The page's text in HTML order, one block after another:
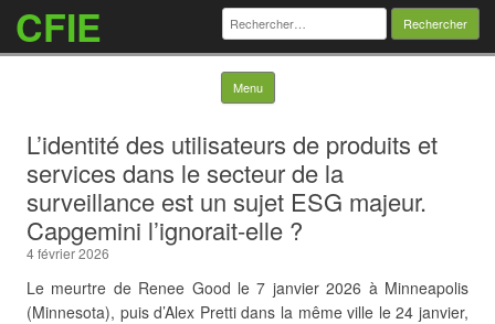
CFIE Rechercher :
Menu Skip to content
L’identité des utilisateurs de produits et
services dans le secteur de la
surveillance est un sujet ESG majeur.
Capgemini l’ignorait-elle ?
4 février 2026
Le meurtre de Renee Good le 7 janvier 2026 à Minneapolis
(Minnesota), puis d’Alex Pretti dans la même ville le 24 janvier,